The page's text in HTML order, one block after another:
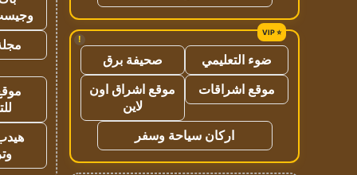
!
ضوء التعليمي
صحيفة برق
موقع اشراقات
موقع اشراق اون
لاين
اركان سياحة وسفر